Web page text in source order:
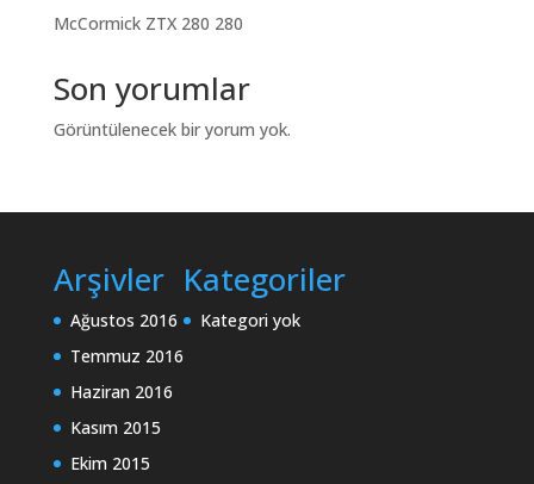
McCormick ZTX 280 280
Son yorumlar
Görüntülenecek bir yorum yok.
Arşivler
Ağustos 2016
Temmuz 2016
Haziran 2016
Kasım 2015
Ekim 2015
Kategoriler
Kategori yok